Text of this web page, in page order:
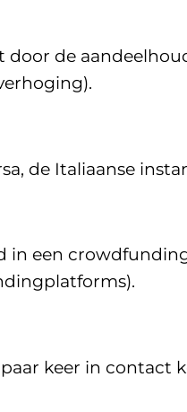
de
de Italiaanse
in een
keer in